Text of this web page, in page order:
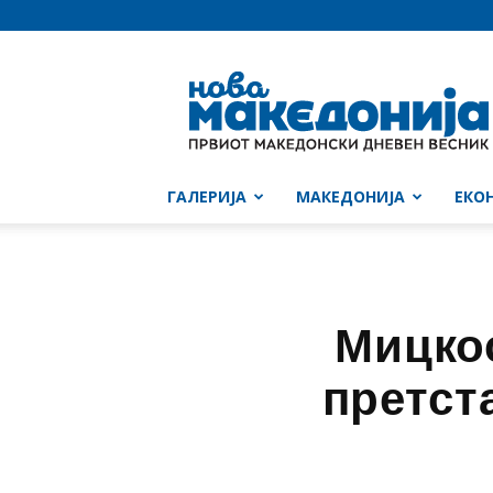
Македонија
ГАЛЕРИЈА МАКЕДОНИЈА